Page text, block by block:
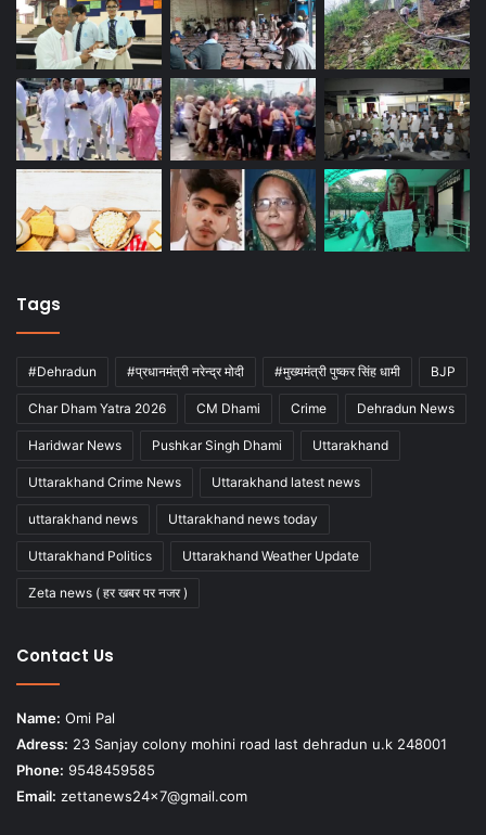
Tags
#Dehradun #प्रधानमंत्री नरेन्द्र मोदी #मुख्यमंत्री पुष्कर सिंह धामी BJP
Char Dham Yatra 2026 CM Dhami Crime Dehradun News
Haridwar News Pushkar Singh Dhami Uttarakhand
Uttarakhand Crime News Uttarakhand latest news
uttarakhand news Uttarakhand news today
Uttarakhand Politics Uttarakhand Weather Update
Zeta news ( हर खबर पर नजर )
Contact Us
Name: Omi Pal
Adress: 23 Sanjay colony mohini road last dehradun u.k 248001
Phone: 9548459585
Email: zettanews24x7@gmail.com